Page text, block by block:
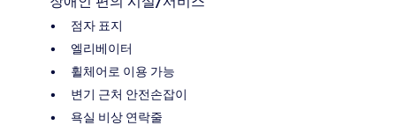
점자 표지
엘리베이터
휠체어로 이용 가능
변기 근처 안전손잡이
욕실 비상 연락줄